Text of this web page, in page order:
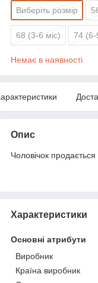
Виберіть розмір
68 (3-6 міс) 74 (6-
Немає в наявності
Опис
Чоловічок
Характеристики
Основні атрибути
Виробник
Країна виробник